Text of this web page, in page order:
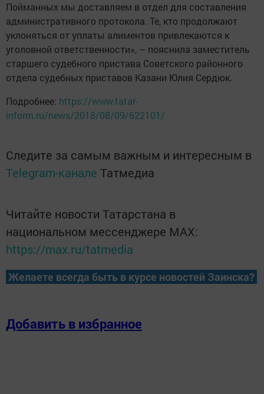
Пойманных мы доставляем в отдел для составления
административного протокола. Те, кто продолжают
уклоняться от уплаты алиментов привлекаются к
уголовной ответственности», – пояснила заместитель
старшего судебного пристава Советского районного
отдела судебных приставов Казани Юлия Сердюк.
Подробнее: https://www.tatar-
inform.ru/news/2018/08/09/622101/
Следите за самым важным и интересным в
Telegram-канале Татмедиа
Читайте новости Татарстана в
национальном мессенджере MАХ:
https://max.ru/tatmedia
Желаете всегда быть в курсе новостей Заинска?
Добавить в избранное